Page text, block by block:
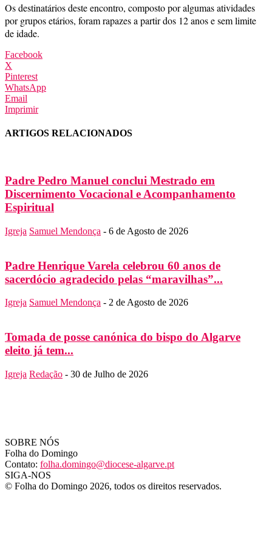
Os destinatários deste encontro, composto por algumas atividades
por grupos etários, foram rapazes a partir dos 12 anos e sem limite
de idade.
Facebook
X
Pinterest
WhatsApp
Email
Imprimir
ARTIGOS RELACIONADOS
Padre Pedro Manuel conclui Mestrado em
Discernimento Vocacional e Acompanhamento
Espiritual
Igreja Samuel Mendonça - 6 de Agosto de 2026
Padre Henrique Varela celebrou 60 anos de
sacerdócio agradecido pelas “maravilhas”...
Igreja Samuel Mendonça - 2 de Agosto de 2026
Tomada de posse canónica do bispo do Algarve
eleito já tem...
Igreja Redação - 30 de Julho de 2026
SOBRE NÓS
Folha do Domingo
Contato: folha.domingo@diocese-algarve.pt
SIGA-NOS
© Folha do Domingo 2026, todos os direitos reservados.